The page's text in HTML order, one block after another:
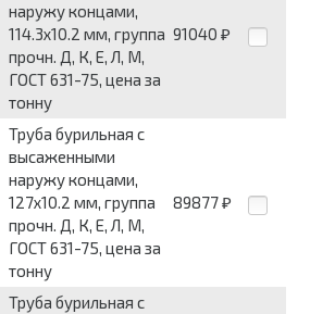
наружу концами,
114.3х10.2 мм, группа
прочн. Д, К, Е, Л, М,
ГОСТ 631-75, цена за
тонну
91040 ₽
Труба бурильная с
высаженными
наружу концами,
127х10.2 мм, группа
прочн. Д, К, Е, Л, М,
ГОСТ 631-75, цена за
тонну
89877 ₽
Труба бурильная с